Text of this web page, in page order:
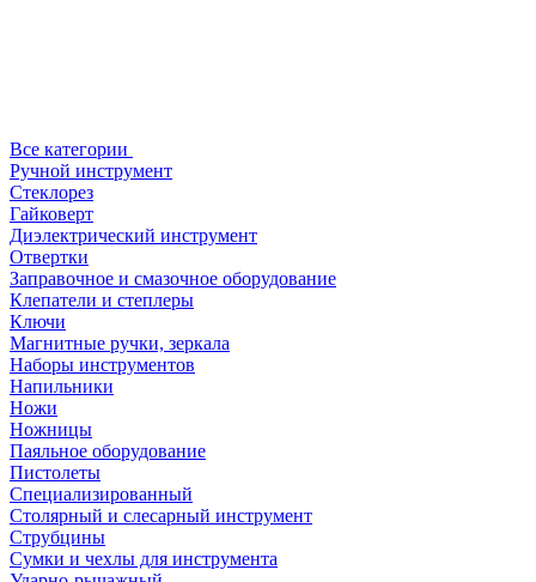
Все категории
Ручной инструмент
Стеклорез
Гайковерт
Диэлектрический инструмент
Отвертки
Заправочное и смазочное оборудование
Клепатели и степлеры
Ключи
Магнитные ручки, зеркала
Наборы инструментов
Напильники
Ножи
Ножницы
Паяльное оборудование
Пистолеты
Специализированный
Столярный и слесарный инструмент
Струбцины
Сумки и чехлы для инструмента